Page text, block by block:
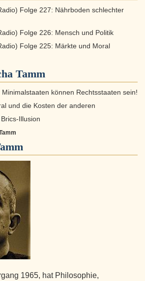
Folge 227: Nährboden schlechter
Folge 226: Mensch und Politik
Folge 225: Märkte und Moral
Tamm
können Rechtsstaaten sein!
und die Kosten der anderen
Illusion
1965, hat Philosophie,